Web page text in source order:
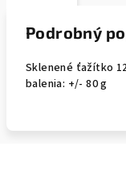
Podrobný
Sklenené ťažítko
balenia: +/- 80 g